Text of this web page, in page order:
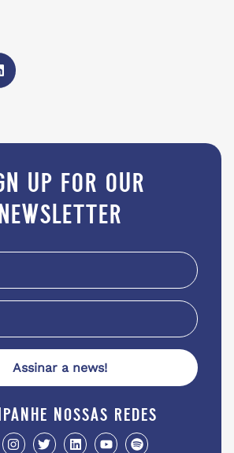
up for our
newsletter
Assinar a news!
nossas redes